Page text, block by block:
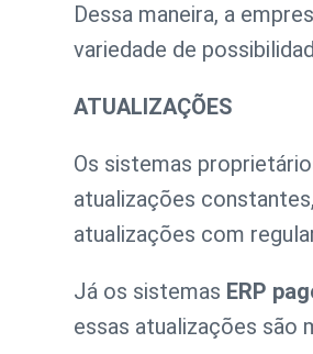
Dessa maneira, a
variedade de
ATUALIZAÇÕES
Os sistemas
atualizações
atualizações com
Já os sistemas ERP
essas atualizações são